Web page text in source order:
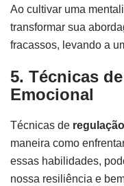
Ao cultivar uma
transformar sua
fracassos, levando a
5. Técnicas
Emocional
Técnicas de
maneira como
essas habilidades,
nossa resiliência e